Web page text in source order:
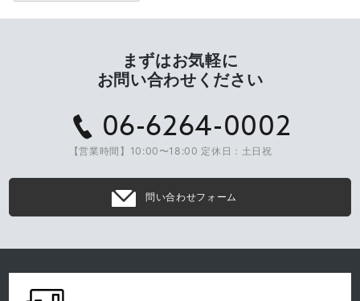
まずはお気軽に
お問い合わせください
06-6264-0002
【営業時間】10:00〜18:00 定休日：土日祝
問い合わせフォーム